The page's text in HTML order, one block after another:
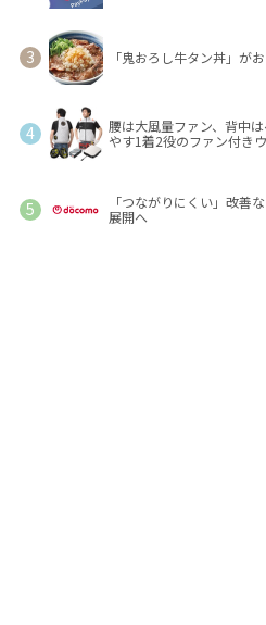
「鬼おろし牛タン丼」が
腰は大風量ファン、背中
やす1着2役のファン付き
「つながりにくい」改
展開へ